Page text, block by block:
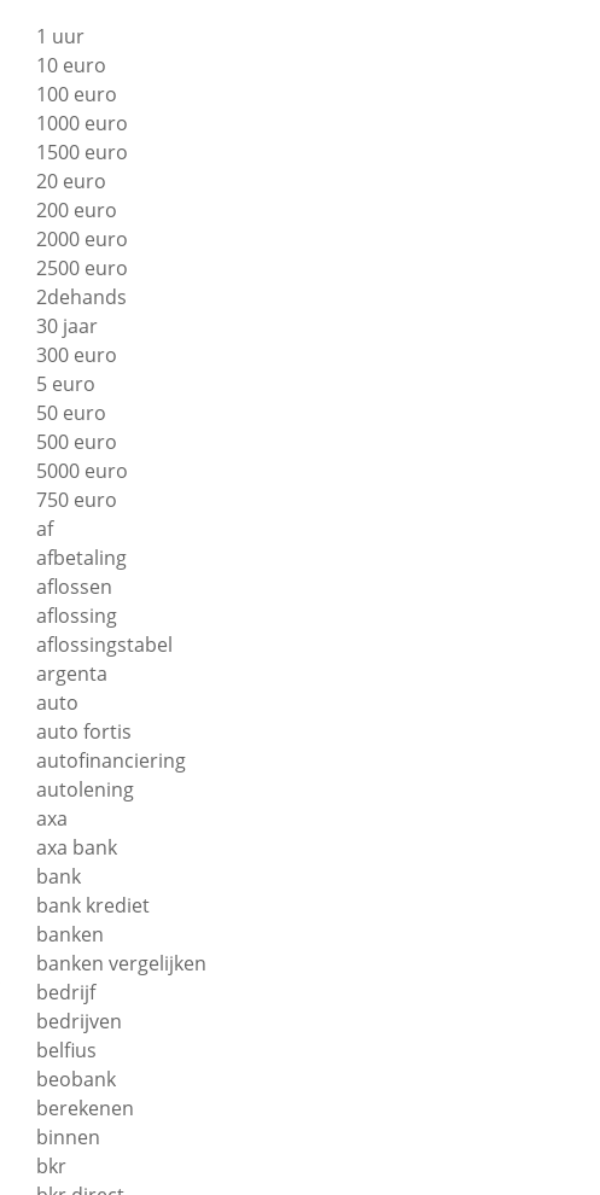
1 uur
10 euro
100 euro
1000 euro
1500 euro
20 euro
200 euro
2000 euro
2500 euro
2dehands
30 jaar
300 euro
5 euro
50 euro
500 euro
5000 euro
750 euro
af
afbetaling
aflossen
aflossing
aflossingstabel
argenta
auto
auto fortis
autofinanciering
autolening
axa
axa bank
bank
bank krediet
banken
banken vergelijken
bedrijf
bedrijven
belfius
beobank
berekenen
binnen
bkr